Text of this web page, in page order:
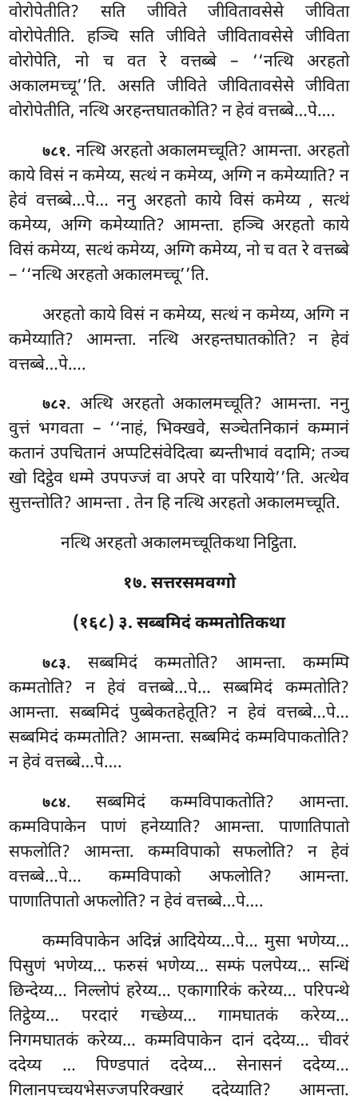
वोरोपेतीति? सति जीविते जीवितावसेसे जीविता
वोरोपेतीति. हञ्चि सति जीविते जीवितावसेसे जीविता
वोरोपेति, नो च वत रे वत्तब्बे – ‘‘नत्थि अरहतो
अकालमच्चू’’ति. असति जीविते जीवितावसेसे जीविता
वोरोपेतीति, नत्थि अरहन्तघातकोति? न हेवं वत्तब्बे…पे….
७८१. नत्थि अरहतो अकालमच्चूति? आमन्ता. अरहतो
काये विसं न कमेय्य, सत्थं न कमेय्य, अग्गि न कमेय्याति? न
हेवं वत्तब्बे…पे… ननु अरहतो काये विसं कमेय्य , सत्थं
कमेय्य, अग्गि कमेय्याति? आमन्ता. हञ्चि अरहतो काये
विसं कमेय्य, सत्थं कमेय्य, अग्गि कमेय्य, नो च वत रे वत्तब्बे
– ‘‘नत्थि अरहतो अकालमच्चू’’ति.
अरहतो काये विसं न कमेय्य, सत्थं न कमेय्य, अग्गि न
कमेय्याति? आमन्ता. नत्थि अरहन्तघातकोति? न हेवं
वत्तब्बे…पे….
७८२. अत्थि अरहतो अकालमच्चूति? आमन्ता. ननु
वुत्तं भगवता – ‘‘नाहं, भिक्खवे, सञ्चेतनिकानं कम्मानं
कतानं उपचितानं अप्पटिसंवेदित्वा ब्यन्तीभावं वदामि; तञ्च
खो दिट्ठेव धम्मे उपपज्जं वा अपरे वा परियाये’’ति. अत्थेव
सुत्तन्तोति? आमन्ता. तेन हि नत्थि अरहतो अकालमच्चूति.
नत्थि अरहतो अकालमच्चूतिकथा निट्ठिता.
१७. सत्तरसमवग्गो
(१६८) ३. सब्बमिदं कम्मतोतिकथा
७८३. सब्बमिदं कम्मतोति? आमन्ता. कम्मम्पि
कम्मतोति? न हेवं वत्तब्बे…पे… सब्बमिदं कम्मतोति?
आमन्ता. सब्बमिदं पुब्बेकतहेतूति? न हेवं वत्तब्बे…पे…
सब्बमिदं कम्मतोति? आमन्ता. सब्बमिदं कम्मविपाकतोति?
न हेवं वत्तब्बे…पे….
७८४. सब्बमिदं कम्मविपाकतोति? आमन्ता.
कम्मविपाकेन पाणं हनेय्याति? आमन्ता. पाणातिपातो
सफलोति? आमन्ता. कम्मविपाको सफलोति? न हेवं
वत्तब्बे…पे… कम्मविपाको अफलोति? आमन्ता.
पाणातिपातो अफलोति? न हेवं वत्तब्बे…पे….
कम्मविपाकेन अदिन्नं आदियेय्य…पे… मुसा भणेय्य…
पिसुणं भणेय्य… फरुसं भणेय्य… सम्फं पलपेय्य… सन्धिं
छिन्देय्य… निल्लोपं हरेय्य… एकागारिकं करेय्य… परिपन्थे
तिट्ठेय्य… परदारं गच्छेय्य… गामघातकं करेय्य…
निगमघातकं करेय्य… कम्मविपाकेन दानं ददेय्य… चीवरं
ददेय्य … पिण्डपातं ददेय्य… सेनासनं ददेय्य…
गिलानपच्चयभेसज्जपरिक्खारं ददेय्याति? आमन्ता.